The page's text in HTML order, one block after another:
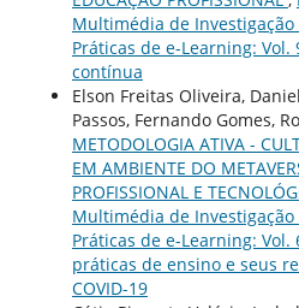
Multimédia de Investigação
Práticas de e-Learning: Vol.
contínua
Elson Freitas Oliveira,
Passos, Fernando Gomes,
METODOLOGIA ATIVA -
EM AMBIENTE DO
PROFISSIONAL E
Multimédia de Investigação
Práticas de e-Learning: Vol.
práticas de ensino e seus
COVID-19